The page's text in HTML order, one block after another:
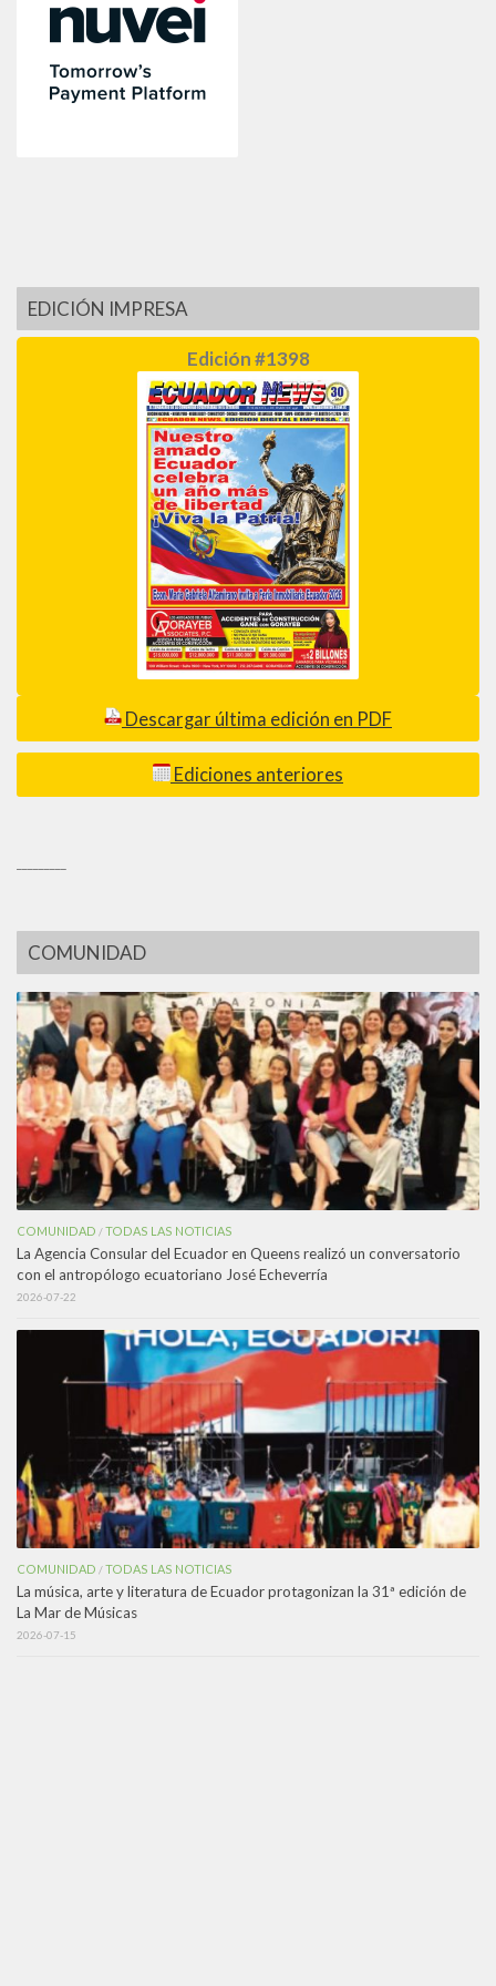
EDICIÓN IMPRESA
Edición #1398
Descargar última edición en PDF
Ediciones anteriores
COMUNIDAD
COMUNIDAD /TODAS LAS NOTICIAS
La Agencia Consular del Ecuador en Queens realizó un conversatorio
con el antropólogo ecuatoriano José Echeverría
2026-07-22
COMUNIDAD /TODAS LAS NOTICIAS
La música, arte y literatura de Ecuador protagonizan la 31ª edición de
La Mar de Músicas
2026-07-15